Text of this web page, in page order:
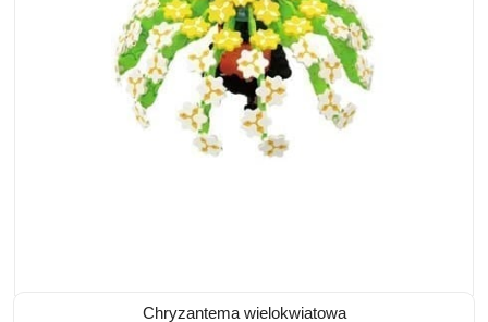
Chryzantema wielokwiatowa